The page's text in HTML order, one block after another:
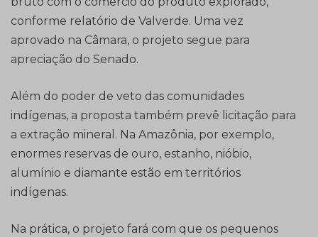
conforme relatório de Valverde. Uma vez
aprovado na Câmara, o projeto segue para
apreciação do Senado.
Além do poder de veto das comunidades
indígenas, a proposta também prevê licitação para
a extração mineral. Na Amazônia, por exemplo,
enormes reservas de ouro, estanho, nióbio,
alumínio e diamante estão em territórios
indígenas.
Na prática, o projeto fará com que os pequenos